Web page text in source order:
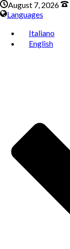
August 7, 2026
Languages
Italiano
English